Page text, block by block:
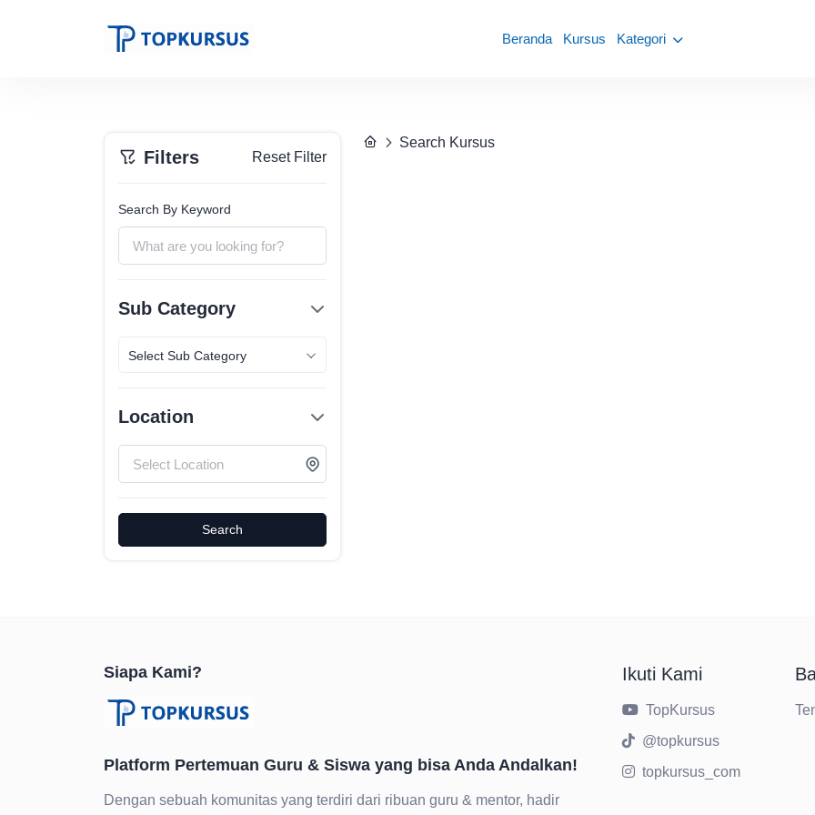
Beranda Kursus Kategori
Filters Reset Filter
Search By Keyword
Sub Category
Select Sub Category
Location
Search
Search Kursus
Siapa Kami?
Platform Pertemuan Guru & Siswa yang bisa Anda Andalkan!
Dengan sebuah komunitas yang terdiri dari ribuan guru & mentor, hadir
Ikuti Kami
TopKursus
@topkursus
topkursus_com